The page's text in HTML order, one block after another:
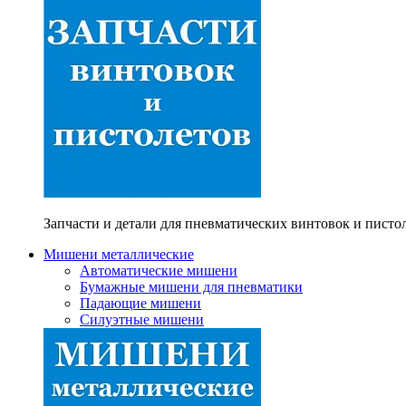
Запчасти и детали для пневматических винтовок и
Мишени металлические
Автоматические мишени
Бумажные мишени для пневматики
Падающие мишени
Силуэтные мишени